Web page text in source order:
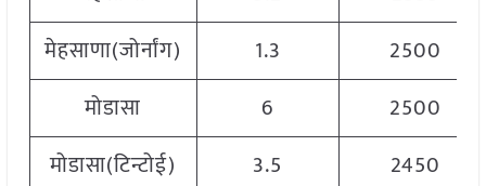
मेहसाणा(जोर्नांग)
1.3
2500
मोडासा
6
2500
मोडासा(टिन्टोई)
3.5
2450